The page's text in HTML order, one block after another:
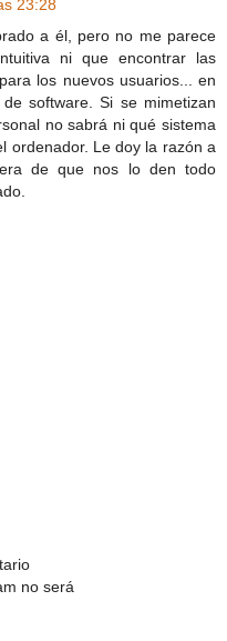
23:28
a él, pero no me parece
ni que encontrar las
los nuevos usuarios... en
software. Si se mimetizan
no sabrá ni qué sistema
ordenador. Le doy la razón a
de que nos lo den todo
no será